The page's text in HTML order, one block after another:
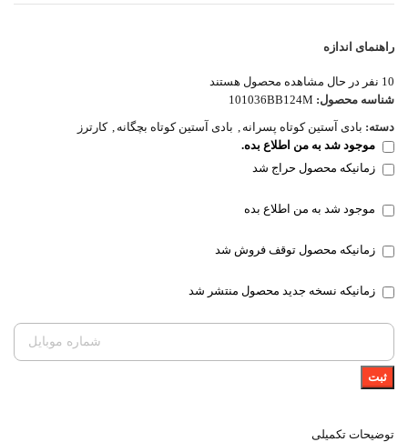
راهنمای اندازه
10 نفر در حال مشاهده محصول هستند
شناسه محصول: 101036BB124M
دسته: بادی آستین کوتاه پسرانه , بادی آستین کوتاه بچگانه , کارترز
موجود شد به من اطلاع بده.
زمانیکه محصول حراج شد
موجود شد به من اطلاع بده
زمانیکه محصول توقف فروش شد
زمانیکه نسخه جدید محصول منتشر شد
ثبت
توضیحات تکمیلی